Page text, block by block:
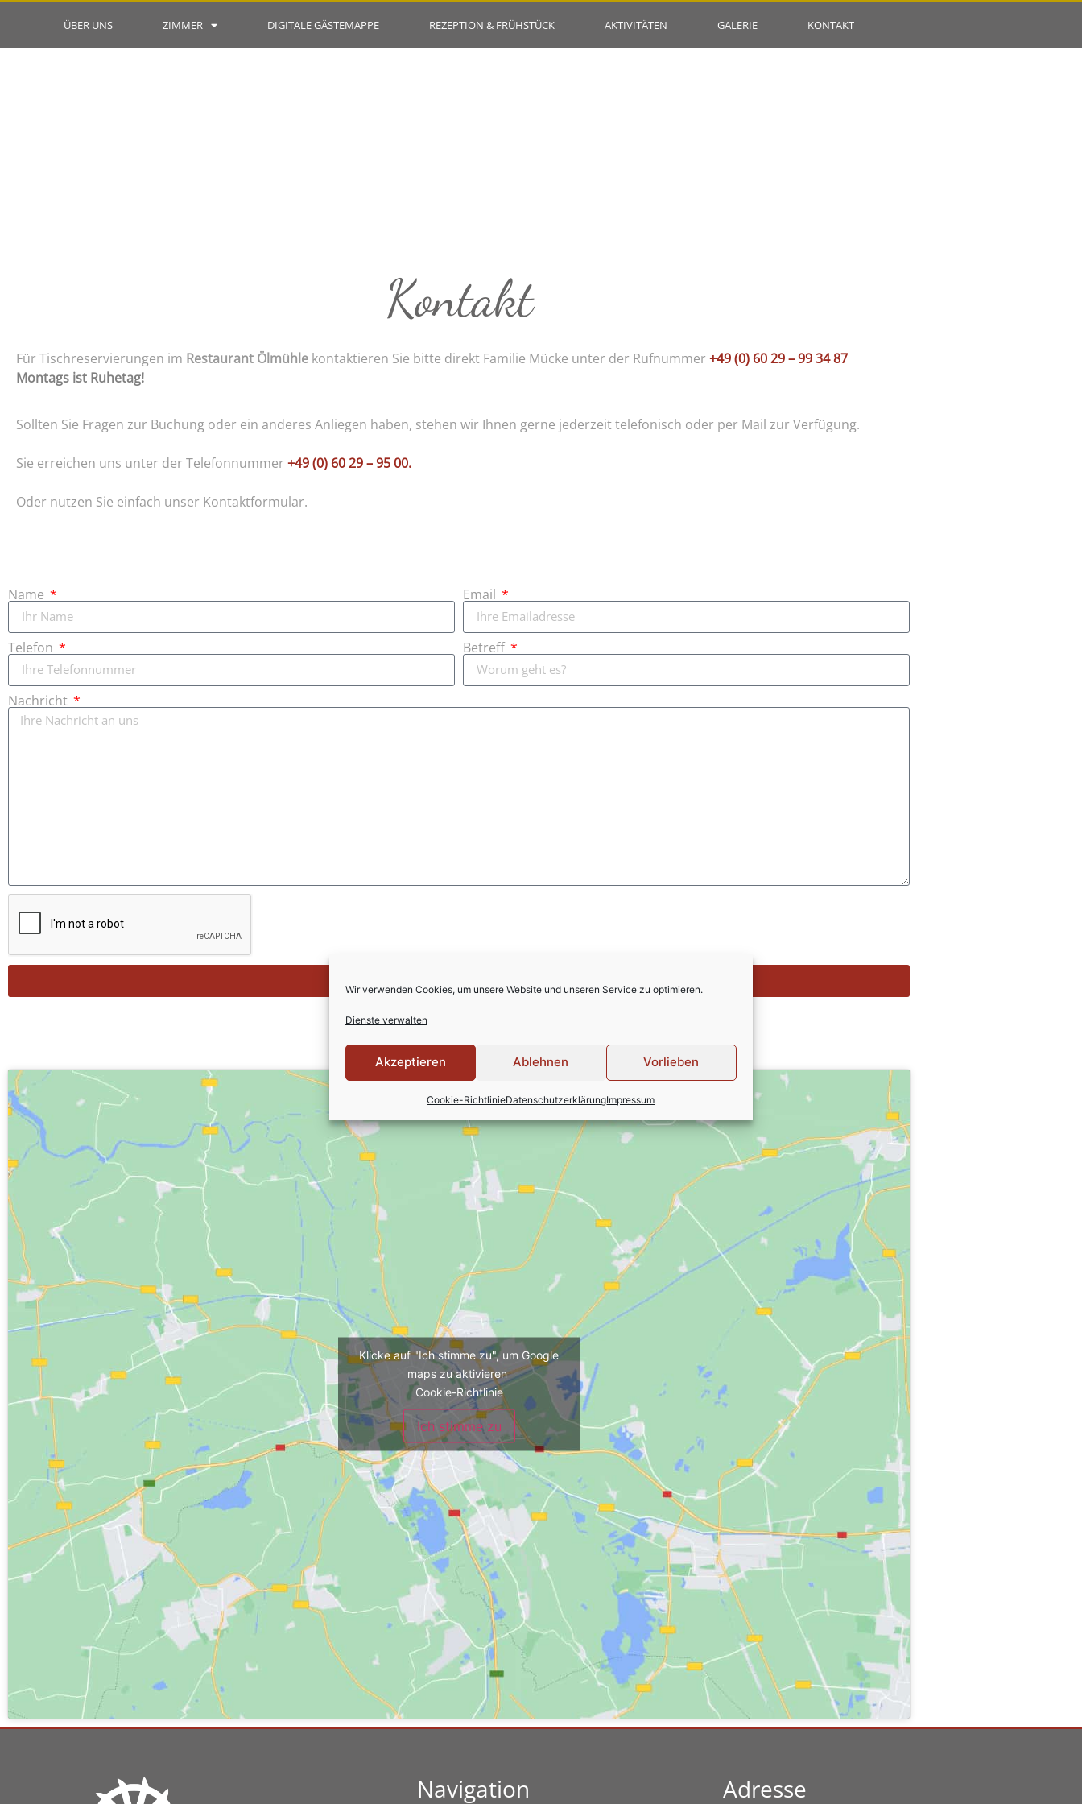
Wir verwenden Cookies, um unsere Website und unseren Service zu optimieren.
Dienste verwalten
Akzeptieren Ablehnen Vorlieben
Cookie-RichtlinieDatenschutzerklärungImpressum
ÜBER UNS ZIMMER DIGITALE GÄSTEMAPPE REZEPTION & FRÜHSTÜCK AKTIVITÄTEN GALERIE KONTAKT
Kontakt
Für Tischreservierungen im Restaurant Ölmühle kontaktieren Sie bitte direkt Familie Mücke unter der Rufnummer +49 (0) 60 29 – 99 34 87
Montags ist Ruhetag!
Sollten Sie Fragen zur Buchung oder ein anderes Anliegen haben, stehen wir Ihnen gerne jederzeit telefonisch oder per Mail zur Verfügung.
Sie erreichen uns unter der Telefonnummer +49 (0) 60 29 – 95 00.
Oder nutzen Sie einfach unser Kontaktformular.
Name Email
Telefon Betreff
Nachricht
Klicke auf "Ich stimme zu", um Google
maps zu aktivieren
Cookie-Richtlinie
Ich stimme zu
Navigation Adresse